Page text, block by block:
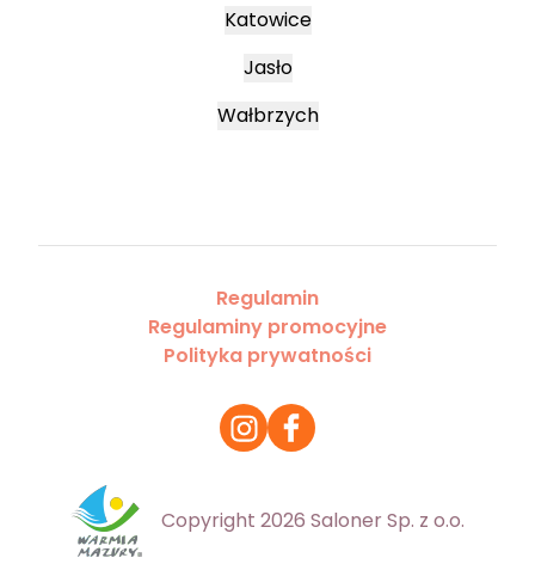
Katowice
Jasło
Wałbrzych
Regulamin
Regulaminy promocyjne
Polityka prywatności
Copyright 2026 Saloner Sp. z o.o.